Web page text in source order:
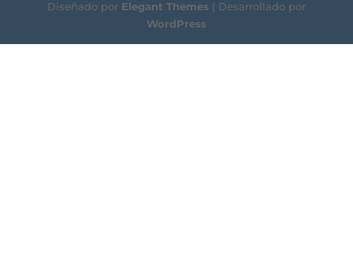
Diseñado por Elegant Themes | Desarrollado por
WordPress